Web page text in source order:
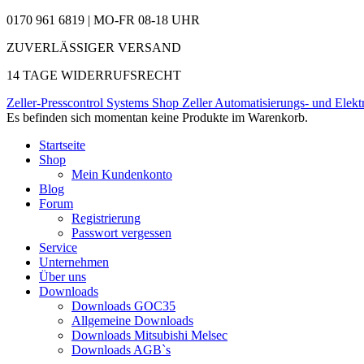
0170 961 6819 | MO-FR 08-18 UHR
ZUVERLÄSSIGER VERSAND
14 TAGE WIDERRUFSRECHT
Zeller-Presscontrol Systems Shop Zeller Automatisierungs- und
Es befinden sich momentan keine Produkte im Warenkorb.
Startseite
Shop
Mein Kundenkonto
Blog
Forum
Registrierung
Passwort vergessen
Service
Unternehmen
Über uns
Downloads
Downloads GOC35
Allgemeine Downloads
Downloads Mitsubishi Melsec
Downloads AGB`s